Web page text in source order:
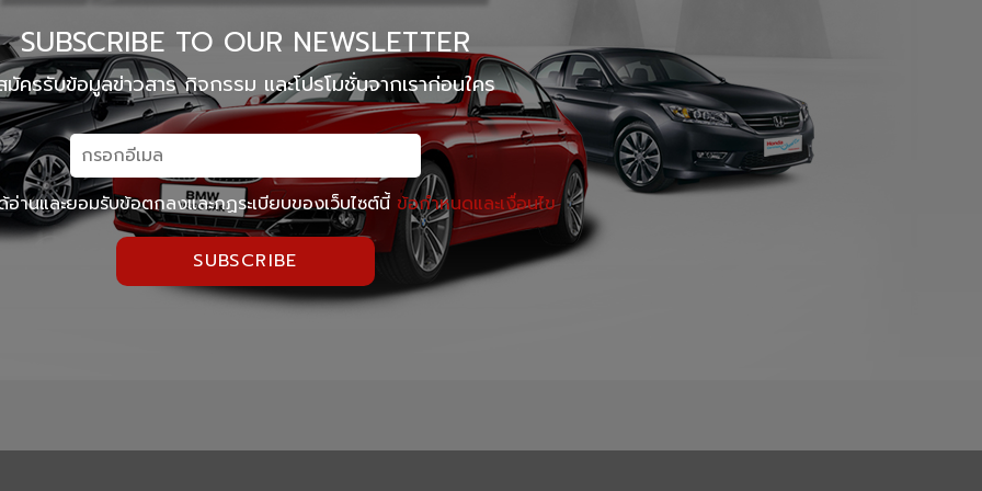
SUBSCRIBE TO OUR NEWSLETTER
มัครรับข้อมูลข่าวสาร กิจกรรม และโปรโมชั่นจากเราก่อนใคร
านและยอมรับข้อตกลงและกฏระเบียบของเว็บไซต์นี้ ข้อกำหนดและเงื่อนไข
SUBSCRIBE